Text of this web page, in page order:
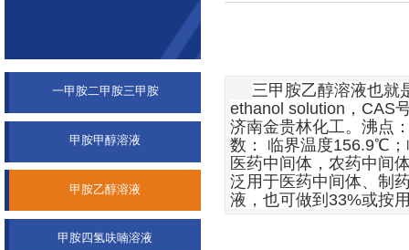
三甲胺乙醇溶液也就
ethanol solution ， CAS
济南金贵林化工。沸点
数：
临界温度156.9℃；
医药中间体，农药中间
泛用于医药中间体、制
液，也可做到 33%或按
一甲胺二甲胺三甲胺
甲胺甲醇溶液
甲胺乙醇溶液
甲胺四氢呋喃溶液
双击此处添加文字